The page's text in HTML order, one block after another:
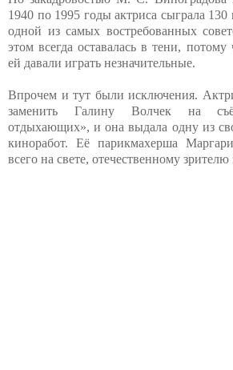
1940 по 1995 годы актриса сыграла
одной из самых востребованных
этом всегда оставалась в тени,
ей давали играть незначительные.
Впрочем и тут были исключения.
заменить Галину Волчек на
отдыхающих», и она выдала одну из
киноработ. Её парикмахерша
всего на свете, отечественному